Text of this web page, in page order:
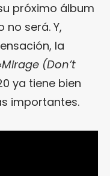
próximo álbum
no será. Y,
la
Mirage (Don’t
ya tiene bien
importantes.